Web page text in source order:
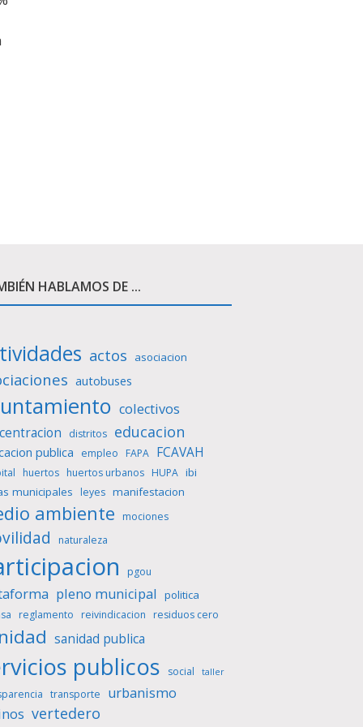
HABLAMOS DE ...
actos asociacion
autobuses
colectivos
distritos educacion
publica empleo FAPA FCAVAH
huertos huertos urbanos HUPA ibi
municipales
leyes manifestacion
ambiente mociones
naturaleza
pgou
pleno municipal politica
reglamento reivindicacion residuos cero
sanidad publica
publicos social taller
transporte
urbanismo
vertedero